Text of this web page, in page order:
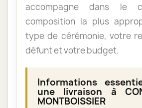
accompagne dans le
composition la plus
type de cérémonie, votre
défunt et votre budget.
Informations
une livraison à
MONTBOISSIER